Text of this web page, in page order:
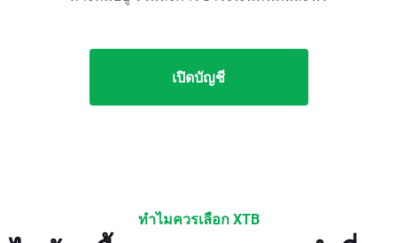
เปิดบัญชี
ทำไมควรเลือก XTB